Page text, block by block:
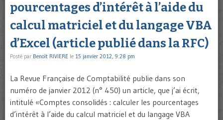
pourcentages d’intérêt à l’aide du
calcul matriciel et du langage VBA
d’Excel (article publié dans la RFC)
Posté par Benoît RIVIERE le 15 janvier 2012, 9:28 pm
La Revue Française de Comptabilité publie dans son
numéro de janvier 2012 (n° 450) un article, que j’ai écrit,
intitulé «Comptes consolidés : calculer les pourcentages
d’intérêt à l’aide du calcul matriciel et du langage VBA